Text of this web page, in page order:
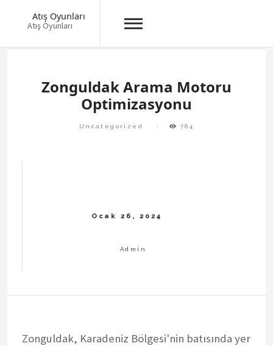
Atış Oyunları
Atış Oyunları
Zonguldak Arama Motoru
Optimizasyonu
Uncategorized 764
Zonguldak, Karadeniz Bölgesi'nin batısında yer